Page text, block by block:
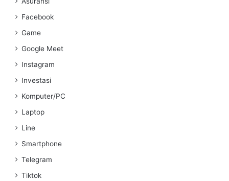
Facebook
Game
Google Meet
Instagram
Investasi
Komputer/PC
Laptop
Line
Smartphone
Telegram
Tiktok